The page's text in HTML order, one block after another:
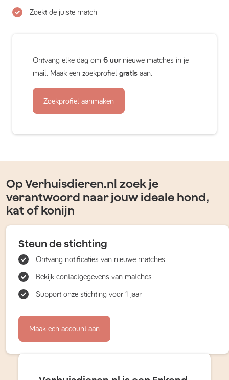
Zoekt de juiste match
Ontvang elke dag om 6 uur nieuwe matches in je
mail. Maak een zoekprofiel gratis aan.
Zoekprofiel aanmaken
Op Verhuisdieren.nl zoek je
verantwoord naar jouw ideale hond,
kat of konijn
Steun de stichting
Ontvang notificaties van nieuwe matches
Bekijk contactgegevens van matches
Support onze stichting voor 1 jaar
Maak een account aan